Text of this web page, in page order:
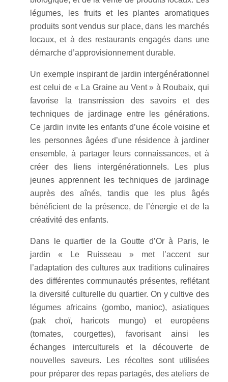
légumes, les fruits et les plantes aromatiques
produits sont vendus sur place, dans les marchés
locaux, et à des restaurants engagés dans une
démarche d’approvisionnement durable.
Un exemple inspirant de jardin intergénérationnel
est celui de « La Graine au Vent » à Roubaix, qui
favorise la transmission des savoirs et des
techniques de jardinage entre les générations.
Ce jardin invite les enfants d’une école voisine et
les personnes âgées d’une résidence à jardiner
ensemble, à partager leurs connaissances, et à
créer des liens intergénérationnels. Les plus
jeunes apprennent les techniques de jardinage
auprès des aînés, tandis que les plus âgés
bénéficient de la présence, de l’énergie et de la
créativité des enfants.
Dans le quartier de la Goutte d’Or à Paris, le
jardin « Le Ruisseau » met l’accent sur
l’adaptation des cultures aux traditions culinaires
des différentes communautés présentes, reflétant
la diversité culturelle du quartier. On y cultive des
légumes africains (gombo, manioc), asiatiques
(pak choï, haricots mungo) et européens
(tomates, courgettes), favorisant ainsi les
échanges interculturels et la découverte de
nouvelles saveurs. Les récoltes sont utilisées
pour préparer des repas partagés, des ateliers de